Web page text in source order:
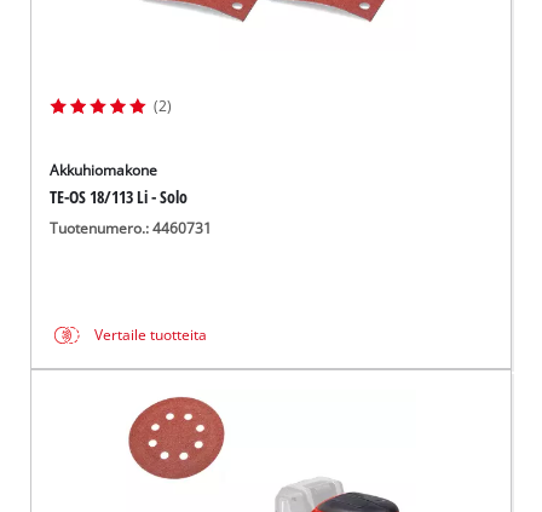
(2)
Akkuhiomakone
TE-OS 18/113 Li - Solo
Tuotenumero.: 4460731
Vertaile tuotteita